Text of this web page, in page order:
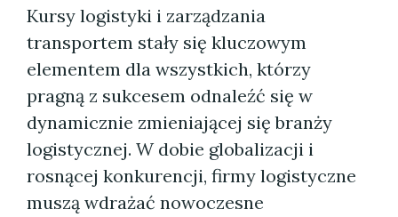
Kursy logistyki i zarządzania
transportem stały się kluczowym
elementem dla wszystkich, którzy
pragną z sukcesem odnaleźć się w
dynamicznie zmieniającej się branży
logistycznej. W dobie globalizacji i
rosnącej konkurencji, firmy logistyczne
muszą wdrażać nowoczesne